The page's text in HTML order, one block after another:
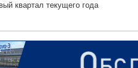
квартал текущего года